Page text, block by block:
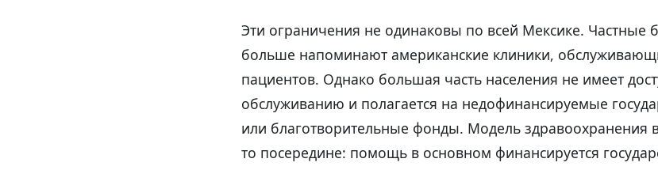
Эти ограничения не одинаковы по всей Мексике. Частные
больше напоминают американские клиники,
пациентов. Однако большая часть населения не имеет
обслуживанию и полагается на недофинансируемые
или благотворительные фонды. Модель здравоохранения
то посередине: помощь в основном финансируется